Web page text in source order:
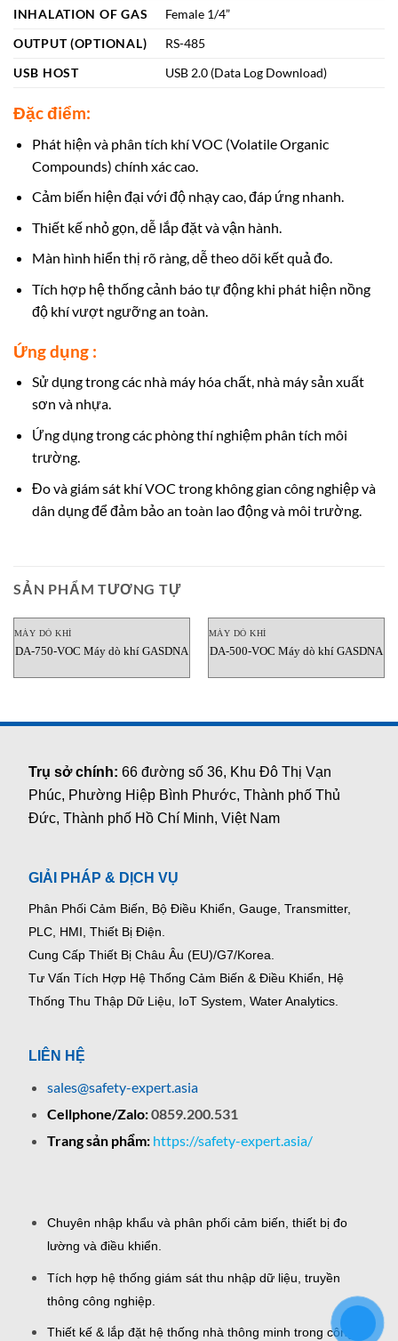
INHALATION OF GAS
Female 1/4”
OUTPUT (OPTIONAL)
RS-485
USB HOST
USB 2.0 (Data Log Download)
Đặc điểm:
Phát hiện và phân tích khí VOC (Volatile Organic
Compounds) chính xác cao.
Cảm biến hiện đại với độ nhạy cao, đáp ứng nhanh.
Thiết kế nhỏ gọn, dễ lắp đặt và vận hành.
Màn hình hiển thị rõ ràng, dễ theo dõi kết quả đo.
Tích hợp hệ thống cảnh báo tự động khi phát hiện nồng
độ khí vượt ngưỡng an toàn.
Ứng dụng :
Sử dụng trong các nhà máy hóa chất, nhà máy sản xuất
sơn và nhựa.
Ứng dụng trong các phòng thí nghiệm phân tích môi
trường.
Đo và giám sát khí VOC trong không gian công nghiệp và
dân dụng để đảm bảo an toàn lao động và môi trường.
SẢN PHẨM TƯƠNG TỰ
MÁY DÒ KHÍ
DA-750-VOC Máy dò khí GASDNA
MÁY DÒ KHÍ
DA-500-VOC Máy dò khí GASDNA
Trụ sở chính:66 đường số 36, Khu Đô Thị Vạn
Phúc, Phường Hiệp Bình Phước, Thành phố Thủ
Đức, Thành phố Hồ Chí Minh, Việt Nam
GIẢI PHÁP & DỊCH VỤ
Phân Phối Cảm Biến, Bộ Điều Khiển, Gauge, Transmitter,
PLC, HMI, Thiết Bị Điện.
Cung Cấp Thiết Bị Châu Âu (EU)/G7/Korea.
Tư Vấn Tích Hợp Hệ Thống Cảm Biến & Điều Khiển, Hệ
Thống Thu Thập Dữ Liệu, IoT System, Water Analytics.
LIÊN HỆ
sales@safety-expert.asia
Cellphone/Zalo:0859.200.531
Trang sản phẩm: https://safety-expert.asia/
Chuyên nhập khẩu và phân phối cảm biến, thiết bị đo
lường và điều khiển.
Tích hợp hệ thống giám sát thu nhập dữ liệu, truyền
thông công nghiệp.
Thiết kế & lắp đặt hệ thống nhà thông minh trong công